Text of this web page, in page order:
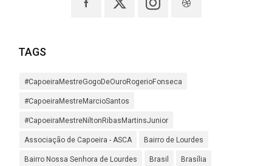
TAGS
#CapoeiraMestreGogoDeOuroRogerioFonseca
#CapoeiraMestreMarcioSantos
#CapoeiraMestreNiltonRibasMartinsJunior
Associação de Capoeira - ASCA Bairro de Lourdes
Bairro Nossa Senhora de Lourdes Brasil Brasília